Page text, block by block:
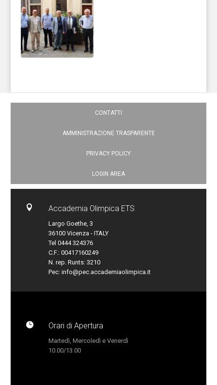
CONTATTI
AMMINISTRAZIONE TRASPARENTE
PRIVACY POLICY
LOGIN AREA
 Accademia Olimpica ETS
Largo Goethe, 3
36100 Vicenza - ITALY
Tel 0444 324376
C.F.: 00417160249
N. rep. Runts: 3210
Pec: info@pec.accademiaolimpica.it
 Orari di Apertura
Martedì, Mercoledì e Venerdì
10.00/13.00